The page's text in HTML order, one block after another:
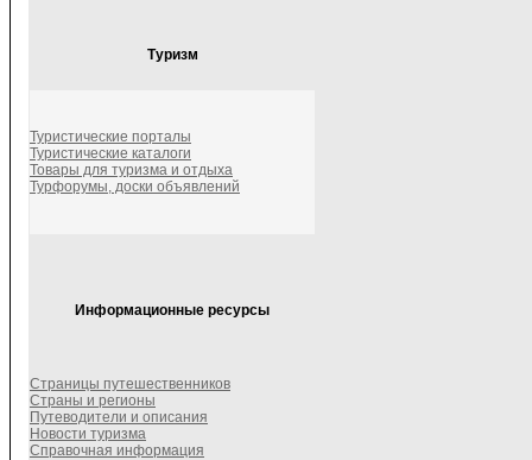
Туризм
Туристические порталы
Туристические каталоги
Товары для туризма и отдыха
Турфорумы, доски объявлений
Информационные ресурсы
Страницы путешественников
Страны и регионы
Путеводители и описания
Новости туризма
Справочная информация